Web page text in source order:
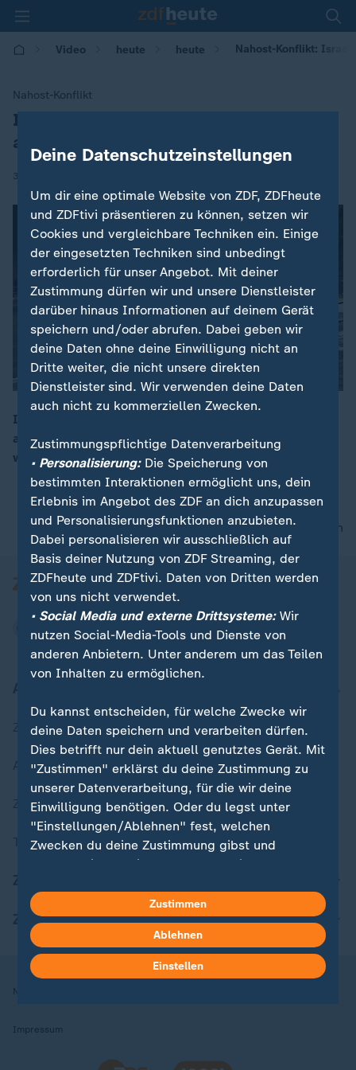
Video heute heute Nahost-Konflikt:
Nahost-Konflikt
:
Israel: Rakete aus dem Jemen
abgefangen
31.12.2024 | 10:00
00:10
Israels Luftwaffe hat erneut eine aus dem Jemen
abgefeuerte Rakete abgefangen. Israel wird immer
wieder von der pro-iranischen Huthi-Miliz beschossen.
nach oben
Zuletzt veröffentlicht
Aktuelle Sendungs-Videos
ZDFheute Stories
Themen im Überblick
ZDFheute Apps
Nutzungsbedingungen
Impressum
Deine Datenschutzeinstellungen
Um dir eine optimale Website von ZDF, ZDFheute
und ZDFtivi präsentieren zu können, setzen wir
Cookies und vergleichbare Techniken ein. Einige
der eingesetzten Techniken sind unbedingt
erforderlich für unser Angebot. Mit deiner
Zustimmung dürfen wir und unsere Dienstleister
darüber hinaus Informationen auf deinem Gerät
speichern und/oder abrufen. Dabei geben wir
deine Daten ohne deine Einwilligung nicht an
Dritte weiter, die nicht unsere direkten
Dienstleister sind. Wir verwenden deine Daten
auch nicht zu kommerziellen Zwecken.
Zustimmungspflichtige Datenverarbeitung
• Personalisierung:Die Speicherung von
bestimmten Interaktionen ermöglicht uns, dein
Erlebnis im Angebot des ZDF an dich anzupassen
und Personalisierungsfunktionen anzubieten.
Dabei personalisieren wir ausschließlich auf
Basis deiner Nutzung von ZDF Streaming, der
ZDFheute und ZDFtivi. Daten von Dritten werden
von uns nicht verwendet.
• Social Media und externe Drittsysteme:Wir
nutzen Social-Media-Tools und Dienste von
anderen Anbietern. Unter anderem um das Teilen
von Inhalten zu ermöglichen.
Du kannst entscheiden, für welche Zwecke wir
deine Daten speichern und verarbeiten dürfen.
Dies betrifft nur dein aktuell genutztes Gerät. Mit
"Zustimmen" erklärst du deine Zustimmung zu
unserer Datenverarbeitung, für die wir deine
Einwilligung benötigen. Oder du legst unter
"Einstellungen/Ablehnen" fest, welchen
Zwecken du deine Zustimmung gibst und
welchen nicht. Deine Datenschutzeinstellungen
in deinen Einstellungen widerrufen oder ändern.
Hier findest du das Impressum.
Weitere Informationen findest du in unserer
Datenschutzerklärung.
Zustimmen
Ablehnen
Einstellen